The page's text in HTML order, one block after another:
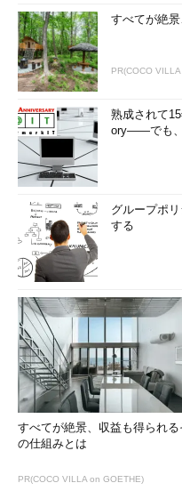
すべてが絶
PR(COCO
熟成されて
ory――でも、
グループポ
する
すべてが絶景、収益も得られる
の仕組みとは
PR(COCO VILLA on GOETHE)